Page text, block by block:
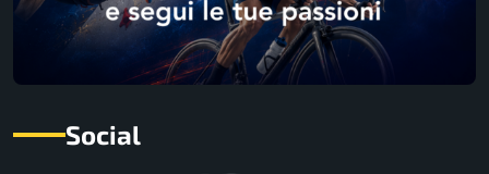
Social